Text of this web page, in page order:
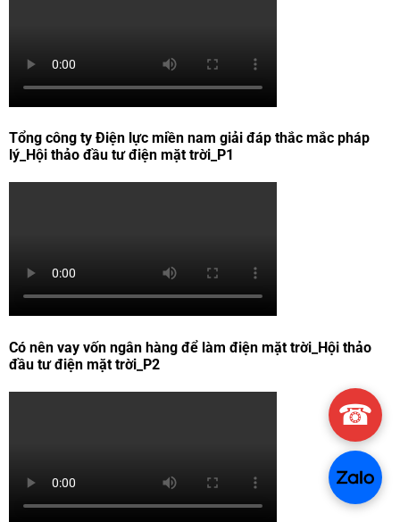
Tổng công ty Điện lực miền nam giải đáp thắc mắc pháp
lý_Hội thảo đầu tư điện mặt trời_P1
Có nên vay vốn ngân hàng để làm điện mặt trời_Hội thảo
đầu tư điện mặt trời_P2
☎